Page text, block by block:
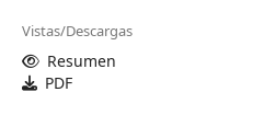
Vistas/Descargas
Resumen
PDF